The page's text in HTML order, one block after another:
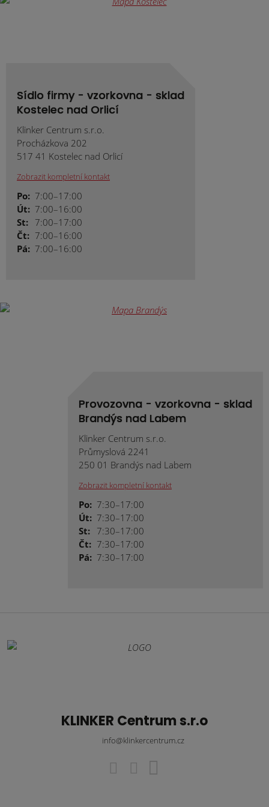
Sídlo firmy - vzorkovna - sklad
Kostelec nad Orlicí
Klinker Centrum s.r.o.
Procházkova 202
517 41 Kostelec nad Orlicí
Zobrazit kompletní kontakt
Po: 7:00–17:00
Út: 7:00–16:00
St: 7:00–17:00
Čt: 7:00–16:00
Pá: 7:00–16:00
Provozovna - vzorkovna - sklad
Brandýs nad Labem
Klinker Centrum s.r.o.
Průmyslová 2241
250 01 Brandýs nad Labem
Zobrazit kompletní kontakt
Po: 7:30–17:00
Út: 7:30–17:00
St: 7:30–17:00
Čt: 7:30–17:00
Pá: 7:30–17:00
KLINKER Centrum s.r.o
info@klinkercentrum.cz